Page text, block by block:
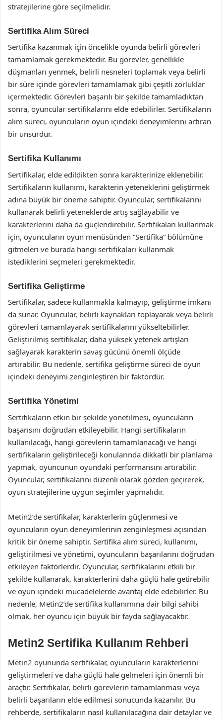
stratejilerine göre seçilmelidir.
Sertifika Alım Süreci
Sertifika kazanmak için öncelikle oyunda belirli görevleri
tamamlamak gerekmektedir. Bu görevler, genellikle
düşmanları yenmek, belirli nesneleri toplamak veya belirli
bir süre içinde görevleri tamamlamak gibi çeşitli zorluklar
içermektedir. Görevleri başarılı bir şekilde tamamladıktan
sonra, oyuncular sertifikalarını elde edebilirler. Sertifikaların
alım süreci, oyuncuların oyun içindeki deneyimlerini artıran
bir unsurdur.
Sertifika Kullanımı
Sertifikalar, elde edildikten sonra karakterinize eklenebilir.
Sertifikaların kullanımı, karakterin yeteneklerini geliştirmek
adına büyük bir öneme sahiptir. Oyuncular, sertifikalarını
kullanarak belirli yeteneklerde artış sağlayabilir ve
karakterlerini daha da güçlendirebilir. Sertifikaları kullanmak
için, oyuncuların oyun menüsünden “Sertifika” bölümüne
gitmeleri ve burada hangi sertifikaları kullanmak
istediklerini seçmeleri gerekmektedir.
Sertifika Geliştirme
Sertifikalar, sadece kullanmakla kalmayıp, geliştirme imkanı
da sunar. Oyuncular, belirli kaynakları toplayarak veya belirli
görevleri tamamlayarak sertifikalarını yükseltebilirler.
Geliştirilmiş sertifikalar, daha yüksek yetenek artışları
sağlayarak karakterin savaş gücünü önemli ölçüde
artırabilir. Bu nedenle, sertifika geliştirme süreci de oyun
içindeki deneyimi zenginleştiren bir faktördür.
Sertifika Yönetimi
Sertifikaların etkin bir şekilde yönetilmesi, oyuncuların
başarısını doğrudan etkileyebilir. Hangi sertifikaların
kullanılacağı, hangi görevlerin tamamlanacağı ve hangi
sertifikaların geliştirileceği konularında dikkatli bir planlama
yapmak, oyuncunun oyundaki performansını artırabilir.
Oyuncular, sertifikalarını düzenli olarak gözden geçirerek,
oyun stratejilerine uygun seçimler yapmalıdır.
Metin2’de sertifikalar, karakterlerin güçlenmesi ve
oyuncuların oyun deneyimlerinin zenginleşmesi açısından
kritik bir öneme sahiptir. Sertifika alım süreci, kullanımı,
geliştirilmesi ve yönetimi, oyuncuların başarılarını doğrudan
etkileyen faktörlerdir. Oyuncular, sertifikalarını etkili bir
şekilde kullanarak, karakterlerini daha güçlü hale getirebilir
ve oyun içindeki mücadelelerde avantaj elde edebilirler. Bu
nedenle, Metin2’de sertifika kullanımına dair bilgi sahibi
olmak, her oyuncu için büyük bir fayda sağlayacaktır.
Metin2 Sertifika Kullanım Rehberi
Metin2 oyununda sertifikalar, oyuncuların karakterlerini
geliştirmeleri ve daha güçlü hale gelmeleri için önemli bir
araçtır. Sertifikalar, belirli görevlerin tamamlanması veya
belirli başarıların elde edilmesi sonucunda kazanılır. Bu
rehberde, sertifikaların nasıl kullanılacağına dair detaylar ve